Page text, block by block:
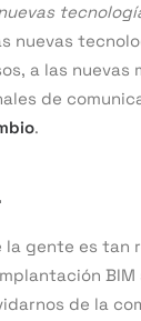
nuevas
a las nuevas
de
.
la gente es tan
de la